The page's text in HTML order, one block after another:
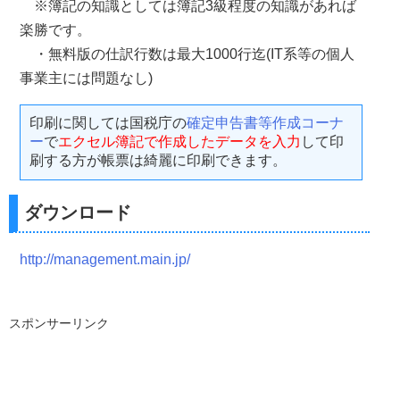
※簿記の知識としては簿記3級程度の知識があれば
楽勝です。
・無料版の仕訳行数は最大1000行迄(IT系等の個人
事業主には問題なし)
印刷に関しては国税庁の確定申告書等作成コーナ
ーでエクセル簿記で作成したデータを入力 して印
刷する方が帳票は綺麗に印刷できます。
ダウンロード
http://management.main.jp/
スポンサーリンク